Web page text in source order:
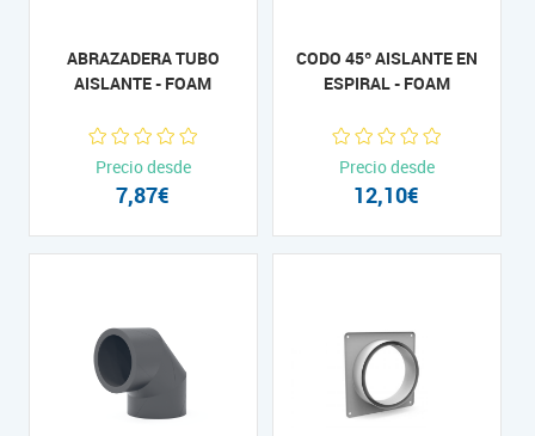
ABRAZADERA TUBO
AISLANTE - FOAM
Precio desde
7,87€
CODO 45º AISLANTE EN
ESPIRAL - FOAM
Precio desde
12,10€